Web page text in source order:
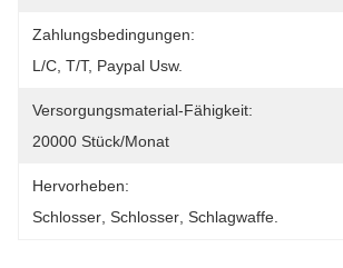
Zahlungsbedingungen:
L/C, T/T, Paypal Usw.
Versorgungsmaterial-Fähigkeit:
20000 Stück/Monat
Hervorheben:
Schlosser Schlosser Schlagwaffe.